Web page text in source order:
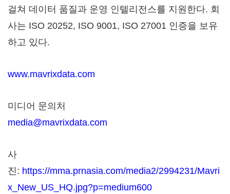
걸쳐 데이터 품질과 운영 인텔리전스를 지원한다. 회
사는 ISO 20252, ISO 9001, ISO 27001 인증을 보유
하고 있다.
www.mavrixdata.com
미디어 문의처
media@mavrixdata.com
사
진: https://mma.prnasia.com/media2/2994231/Mavri
x_New_US_HQ.jpg?p=medium600